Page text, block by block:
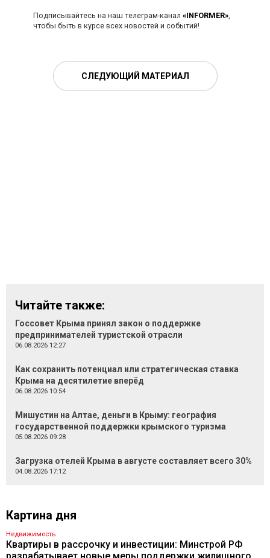
Подписывайтесь на наш телеграм-канал «INFORMER»,
чтобы быть в курсе всех новостей и событий!
СЛЕДУЮЩИЙ МАТЕРИАЛ
Читайте также:
Госсовет Крыма принял закон о поддержке
предпринимателей туристской отрасли
06.08.2026 12:27
Как сохранить потенциал или стратегическая ставка
Крыма на десятилетие вперёд
06.08.2026 10:54
Мишустин на Алтае, деньги в Крыму: география
государственной поддержки крымского туризма
05.08.2026 09:28
Загрузка отелей Крыма в августе составляет всего 30%
04.08.2026 17:12
Картина дня
Недвижимость
Квартиры в рассрочку и инвестиции: Минстрой РФ